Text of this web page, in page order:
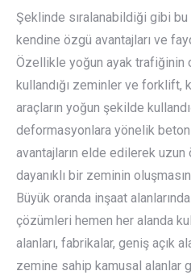
Şeklinde sıralanabildiği gibi bu
kendine özgü avantajları ve
Özellikle yoğun ayak trafiğinin
kullandığı zeminler ve forklift,
araçların yoğun şekilde
deformasyonlara yönelik
avantajların elde edilerek
dayanıklı bir zeminin
Büyük oranda inşaat
çözümleri hemen her alanda
alanları, fabrikalar, geniş açık
zemine sahip kamusal alanlar